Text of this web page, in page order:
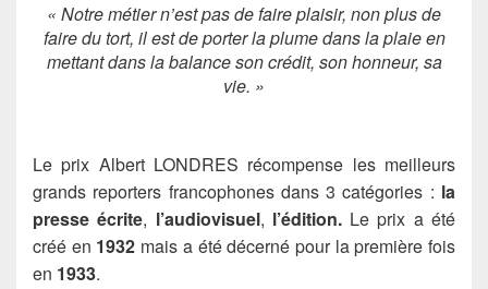
« Notre métier n’est pas de faire plaisir, non plus de
faire du tort, il est de porter la plume dans la plaie en
mettant dans la balance son crédit, son honneur, sa
vie. »
Le prix Albert LONDRES récompense les meilleurs
grands reporters francophones dans 3 catégories : la
presse écrite, l’audiovisuel, l’édition. Le prix a été
créé en 1932 mais a été décerné pour la première fois
en 1933.